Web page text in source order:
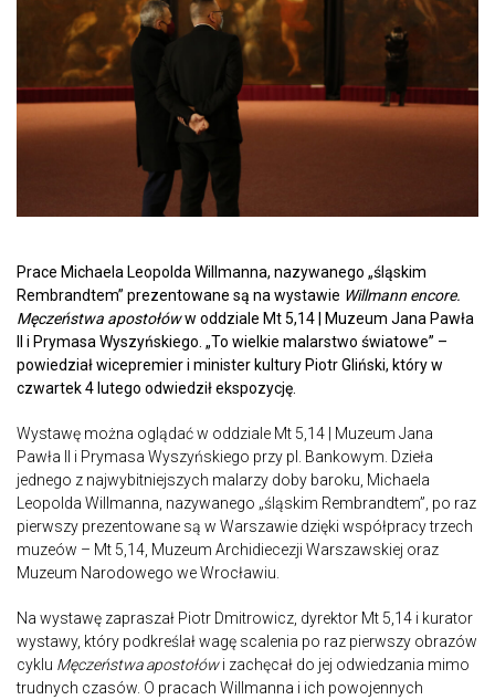
Prace Michaela Leopolda Willmanna, nazywanego „śląskim
Rembrandtem” prezentowane są na wystawie Willmann encore.
Męczeństwa apostołóww oddziale Mt 5,14 | Muzeum Jana Pawła
II i Prymasa Wyszyńskiego. „To wielkie malarstwo światowe” –
powiedział wicepremier i minister kultury Piotr Gliński, który w
czwartek 4 lutego odwiedził ekspozycję.
Wystawę można oglądać w oddziale Mt 5,14 | Muzeum Jana
Pawła II i Prymasa Wyszyńskiego przy pl. Bankowym. Dzieła
jednego z najwybitniejszych malarzy doby baroku, Michaela
Leopolda Willmanna, nazywanego „śląskim Rembrandtem”, po raz
pierwszy prezentowane są w Warszawie dzięki współpracy trzech
muzeów – Mt 5,14, Muzeum Archidiecezji Warszawskiej oraz
Muzeum Narodowego we Wrocławiu.
Na wystawę zapraszał Piotr Dmitrowicz, dyrektor Mt 5,14 i kurator
wystawy, który podkreślał wagę scalenia po raz pierwszy obrazów
cyklu Męczeństwa apostołówi zachęcał do jej odwiedzania mimo
trudnych czasów. O pracach Willmanna i ich powojennych